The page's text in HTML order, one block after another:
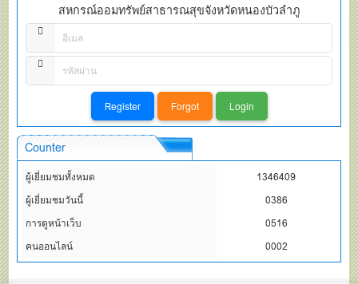
สหกรณ์ออมทรัพย์สาธารณสุขจังหวัดหนองบัวลำภู
Counter
ผู้เยี่ยมชมทั้งหมด
1346409
ผู้เยี่ยมชมวันนี้
0386
การดูหน้าเว็บ
0516
คนออนไลน์
0002